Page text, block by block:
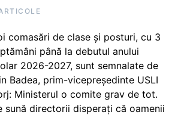
comasări de clase și posturi, cu 3
până la debutul anului
2026-2027, sunt semnalate de
Badea, prim-vicepreședinte USLI
Ministerul o comite grav de tot.
sună directorii disperați că oamenii